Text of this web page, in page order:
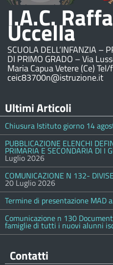
I.A.C.
Uccella
SCUOLA DELL’INFANZIA –
DI PRIMO GRADO – Via
Maria Capua Vetere (Ce)
ceic83700n@istruzione.it
Ultimi Articoli
Chiusura Istituto giorno 14
PUBBLICAZIONE ELENCHI
PRIMARIA E SECONDARIA DI I
Luglio 2026
COMUNICAZIONE N 132-
20 Luglio 2026
Termine di presentazione MAD
Comunicazione n 130
famiglie di tutti i nuovi alunni
Contatti